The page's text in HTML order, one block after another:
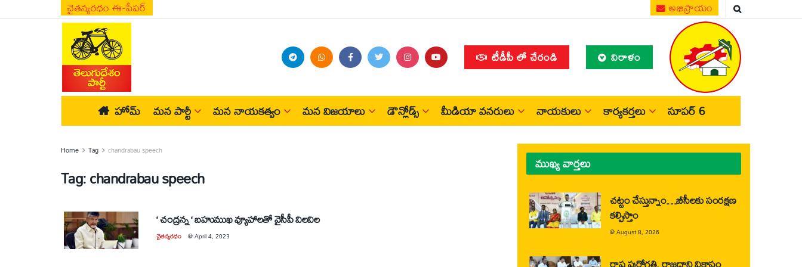
చైతన్యరధం ఈ-పేపర్ అభిప్రాయం
టీడీపీ లో చేరండి విరాళం
హోమ్ మన పార్టీ మన నాయకత్వం మన విజయాలు డౌన్లోడ్స్ మీడియా వనరులు నాయకులు కార్యకర్తలు సూపర్ 6
Home Tag chandrabau speech
Tag:chandrabau speech
‘ చంద్రన్న ‘ బహుముఖ వ్యూహాలతో వైసీపీ విలవిల
చైతన్యరధం @April 4, 2023
ముఖ్య వార్తలు
చట్టం చేస్తున్నాం…బీసీలకు సంరక్షణ
కల్పిస్తాం
@August 8, 2026